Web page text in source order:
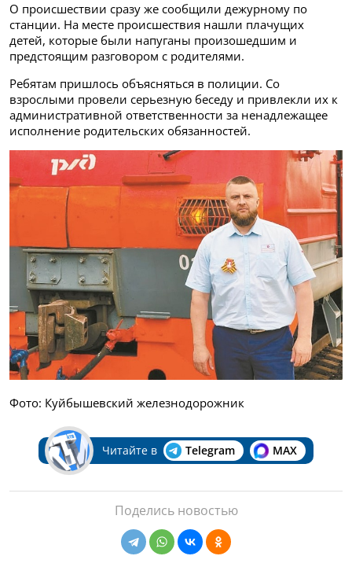
О происшествии сразу же сообщили дежурному по
станции. На месте происшествия нашли плачущих
детей, которые были напуганы произошедшим и
предстоящим разговором с родителями.
Ребятам пришлось объясняться в полиции. Со
взрослыми провели серьезную беседу и привлекли их к
административной ответственности за ненадлежащее
исполнение родительских обязанностей.
Фото: Куйбышевский железнодорожник
Читайте в Telegram MAX
Поделись новостью